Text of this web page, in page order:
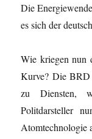
Die
es sich der
Wie kriegen nun
Kurve? Die BRD
zu Diensten,
Politdarsteller
Atomtechnologie